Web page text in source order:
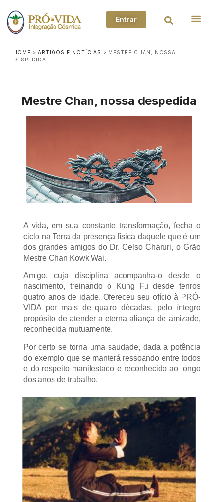
Entrar
HOME >ARTIGOS E NOTÍCIAS > MESTRE CHAN, NOSSA
DESPEDIDA
Mestre Chan, nossa despedida
A vida, em sua constante transformação, fecha o
ciclo na Terra da presença física daquele que é um
dos grandes amigos do Dr. Celso Charuri, o Grão
Mestre Chan Kowk Wai.
Amigo, cuja disciplina acompanha-o desde o
nascimento, treinando o Kung Fu desde tenros
quatro anos de idade. Ofereceu seu ofício à PRÓ-
VIDA por mais de quatro décadas, pelo íntegro
propósito de atender a eterna aliança de amizade,
reconhecida mutuamente.
Por certo se torna uma saudade, dada a potência
do exemplo que se manterá ressoando entre todos
e do respeito manifestado e reconhecido ao longo
dos anos de trabalho.